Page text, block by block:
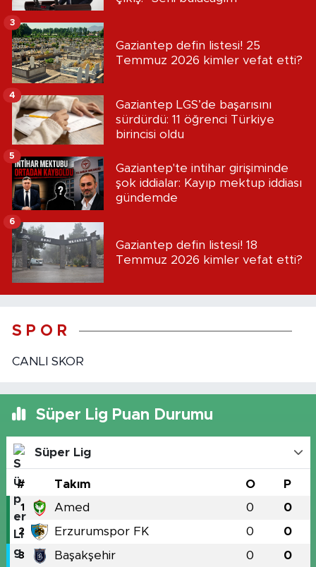
Gaziantep defin listesi! 25
Temmuz 2026 kimler vefat etti?
3
Gaziantep LGS’de başarısını
sürdürdü: 11 öğrenci Türkiye
birincisi oldu
4
Gaziantep'te intihar girişiminde
şok iddialar: Kayıp mektup iddiası
gündemde
5
Gaziantep defin listesi! 18
Temmuz 2026 kimler vefat etti?
6
S P O R
CANLI SKOR
Süper Lig Puan Durumu
Süper Lig
# Takım O P
1 Amed 0 0
2 Erzurumspor FK 0 0
3 Başakşehir 0 0